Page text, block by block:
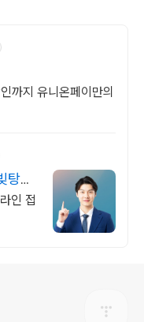
까지 유니온페이만의
탕감
인 접